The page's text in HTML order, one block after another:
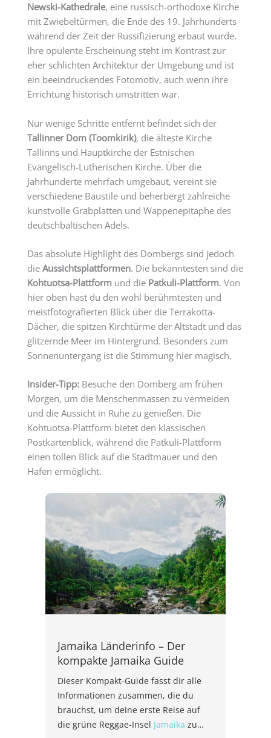
Newski-Kathedrale, eine russisch-orthodoxe Kirche
mit Zwiebeltürmen, die Ende des 19. Jahrhunderts
während der Zeit der Russifizierung erbaut wurde.
Ihre opulente Erscheinung steht im Kontrast zur
eher schlichten Architektur der Umgebung und ist
ein beeindruckendes Fotomotiv, auch wenn ihre
Errichtung historisch umstritten war.
Nur wenige Schritte entfernt befindet sich der
Tallinner Dom (Toomkirik), die älteste Kirche
Tallinns und Hauptkirche der Estnischen
Evangelisch-Lutherischen Kirche. Über die
Jahrhunderte mehrfach umgebaut, vereint sie
verschiedene Baustile und beherbergt zahlreiche
kunstvolle Grabplatten und Wappenepitaphe des
deutschbaltischen Adels.
Das absolute Highlight des Dombergs sind jedoch
die Aussichtsplattformen. Die bekanntesten sind die
Kohtuotsa-Plattform und die Patkuli-Plattform. Von
hier oben hast du den wohl berühmtesten und
meistfotografierten Blick über die Terrakotta-
Dächer, die spitzen Kirchtürme der Altstadt und das
glitzernde Meer im Hintergrund. Besonders zum
Sonnenuntergang ist die Stimmung hier magisch.
Insider-Tipp: Besuche den Domberg am frühen
Morgen, um die Menschenmassen zu vermeiden
und die Aussicht in Ruhe zu genießen. Die
Kohtuotsa-Plattform bietet den klassischen
Postkartenblick, während die Patkuli-Plattform
einen tollen Blick auf die Stadtmauer und den
Hafen ermöglicht.
Jamaika Länderinfo – Der
kompakte Jamaika Guide
Dieser Kompakt-Guide fasst dir alle
Informationen zusammen, die du
brauchst, um deine erste Reise auf
die grüne Reggae-Insel Jamaika zu…